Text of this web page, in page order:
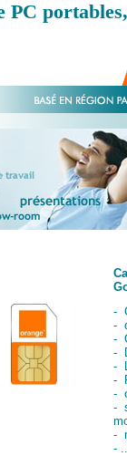
PC
-
-
-
-
-
-
-
-
-
-